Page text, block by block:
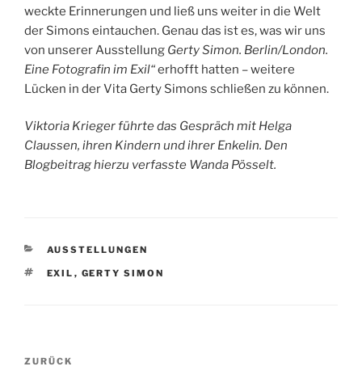
weckte Erinnerungen und ließ uns weiter in die Welt
der Simons eintauchen. Genau das ist es, was wir uns
von unserer Ausstellung Gerty Simon. Berlin/London.
Eine Fotografin im Exil“erhofft hatten – weitere
Lücken in der Vita Gerty Simons schließen zu können.
Viktoria Krieger führte das Gespräch mit Helga
Claussen, ihren Kindern und ihrer Enkelin. Den
Blogbeitrag hierzu verfasste Wanda Pösselt.
KATEGORIEN
AUSSTELLUNGEN
SCHLAGWÖRTER
EXIL , GERTY SIMON
Beitragsnavigation
Vorheriger
ZURÜCK